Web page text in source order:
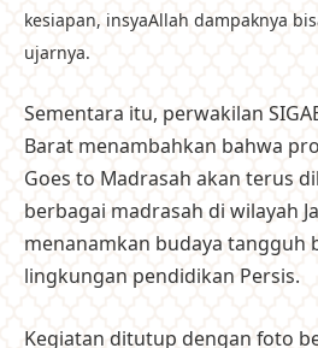
kesiapan, insyaAllah dampaknya
ujarnya.
Sementara itu, perwakilan
Barat menambahkan bahwa
Goes to Madrasah akan terus
berbagai madrasah di wilayah
menanamkan budaya tangguh
lingkungan pendidikan Persis.
Kegiatan ditutup dengan foto